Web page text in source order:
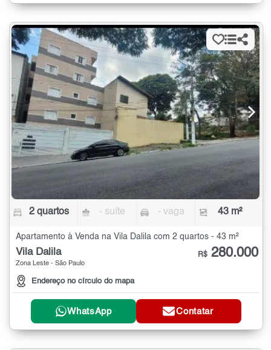
2 quartos - suíte - vaga 43 m²
Apartamento à Venda na Vila Dalila com 2 quartos - 43 m²
Vila Dalila
Zona Leste - São Paulo
Endereço no círculo do mapa
R$ 280.000
WhatsApp Contatar